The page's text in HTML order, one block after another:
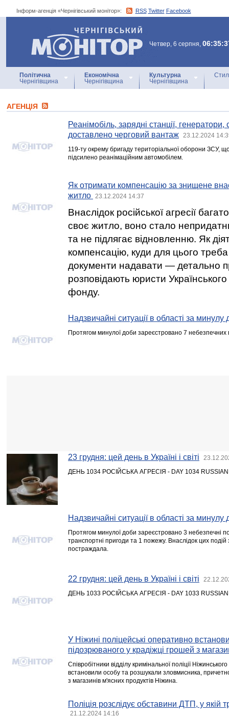
Інформ-агенція «Чернігівський монітор»: RSS Twitter Facebook
Інформ-агенція
«Чернігівський монітор»
Четвер, 6 серпня,
Політична
Чернігівщина
Економічна
Чернігівщина
Культурна
Чернігівщина
АГЕНЦIЯ
Реанімобіль, зарядні станції,
доставлено черговий вантаж
23.12.2024
119-ту окрему бригаду територіальної оборони ЗСУ,
підсилено реанімаційним автомобілем.
Як отримати компенсацію за знищене
житло
23.12.2024 14:37
Внаслідок російської агресії
своє житло, воно стало
та не підлягає відновленню. Як
компенсацію, куди для цього треба
документи надавати — детально
розповідають юристи
фонду.
Надзвичайні ситуації в області за минулу
Протягом минулої доби зареєстровано 7
23 грудня: цей день в Україні і світі
ДЕНЬ 1034 РОСІЙСЬКА АГРЕСІЯ - DAY 1034 RUSSIAN
Надзвичайні ситуації в області за минулу
Протягом минулої доби зареєстровано 3 небезпечні
транспортні пригоди та 1 пожежу. Внаслідок цих
постраждала.
22 грудня: цей день в Україні і світі
ДЕНЬ 1033 РОСІЙСЬКА АГРЕСІЯ - DAY 1033 RUSSIAN
У Ніжині поліцейські оперативно
підозрюваного у крадіжці грошей з
Співробітники відділу кримінальної поліції
встановили особу та розшукали зловмисника,
з магазинів м'ясних продуктів Ніжина.
Поліція розслідує обставини ДТП, у якій
21.12.2024 14:16